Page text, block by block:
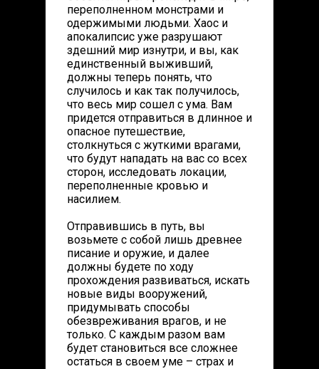
переполненном монстрами и
одержимыми людьми. Хаос и
апокалипсис уже разрушают
здешний мир изнутри, и вы, как
единственный выживший,
должны теперь понять, что
случилось и как так получилось,
что весь мир сошел с ума. Вам
придется отправиться в длинное и
опасное путешествие,
столкнуться с жуткими врагами,
что будут нападать на вас со всех
сторон, исследовать локации,
переполненные кровью и
насилием.
Отправившись в путь, вы
возьмете с собой лишь древнее
писание и оружие, и далее
должны будете по ходу
прохождения развиваться, искать
новые виды вооружений,
придумывать способы
обезвреживания врагов, и не
только. С каждым разом вам
будет становиться все сложнее
остаться в своем уме – страх и